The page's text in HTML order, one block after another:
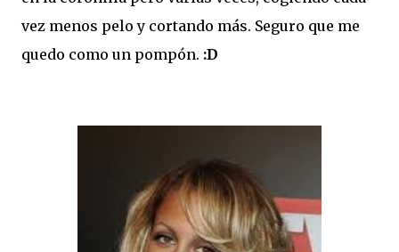
vez menos pelo y cortando más. Seguro que me
quedo como un pompón. :D